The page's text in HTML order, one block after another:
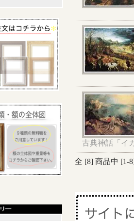
古典神話「イ
全 [8] 商品中 [1-8